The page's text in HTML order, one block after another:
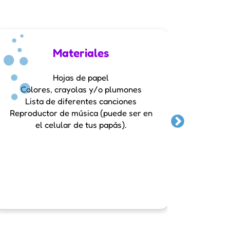
Materiales
Hojas de papel
Colores, crayolas y/o plumones
Lista de diferentes canciones
Reproductor de música (puede ser en
el celular de tus papás).